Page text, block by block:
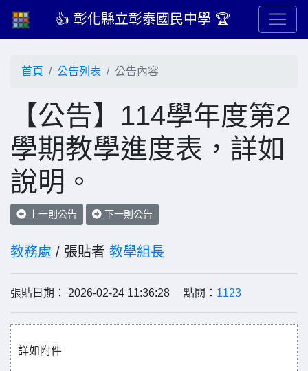
👍 彰化縣立彰泰國民中學 🏆
首頁 公告列表 公告內容
【公告】114學年度第2
學期教學進度表，詳如
說明。
上一則公告 下一則公告
教務處 / 張貼者 教學組長
張貼日期： 2026-02-24 11:36:28 點閱： 1123
詳如附件